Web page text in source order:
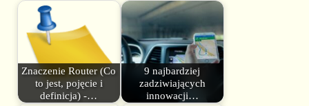
Znaczenie Router (Co
to jest, pojęcie i
definicja) -…
9 najbardziej
zadziwiających
innowacji…